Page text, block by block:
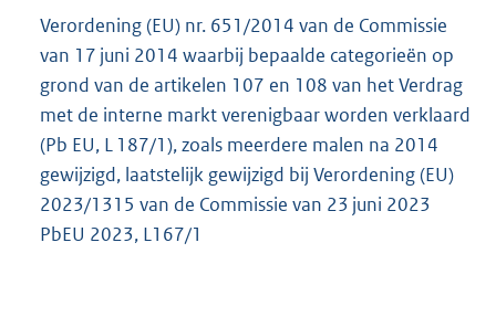
Verordening (EU) nr. 651/2014 van de Commissie
van 17 juni 2014 waarbij bepaalde categorieën op
grond van de artikelen 107 en 108 van het Verdrag
met de interne markt verenigbaar worden verklaard
(Pb EU, L 187/1), zoals meerdere malen na 2014
gewijzigd, laatstelijk gewijzigd bij Verordening (EU)
2023/1315 van de Commissie van 23 juni 2023
PbEU 2023, L167/1